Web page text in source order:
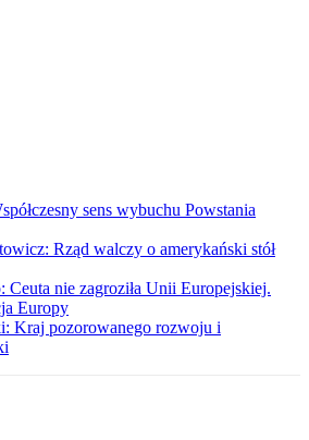
sens wybuchu Powstania
Rząd walczy o amerykański stół
Ceuta nie zagroziła Unii Europejskiej.
Europy
Kraj pozorowanego rozwoju i